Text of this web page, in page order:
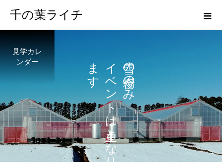
千の葉ライチ
見学カレ
ンダー
の
の
み
イ
ベ
ン
ト
は
と
な
り
ま
す